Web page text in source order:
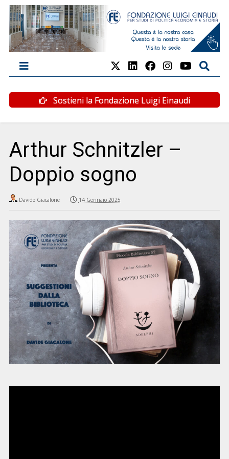
Sostieni la Fondazione Luigi Einaudi
Arthur Schnitzler –
Doppio sogno
Davide Giacalone 14 Gennaio 2025